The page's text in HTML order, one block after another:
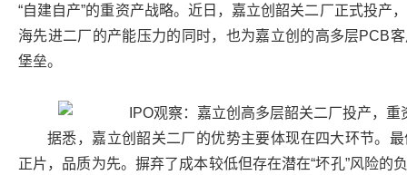
“自建自产”的重资产战略。近日，嘉立创韶关二厂正式投产
海先进二厂的产能压力的同时，也为嘉立创的高多层PCB
堡垒。
据悉，嘉立创韶关二厂的优势主要体现在四大环节。
正片，品质为先。摒弃了成本较低但存在潜在“坏孔”风险的